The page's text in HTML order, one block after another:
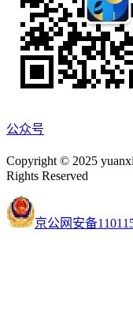
公众号
Copyright © 2025
Rights Reserved
京公网安备